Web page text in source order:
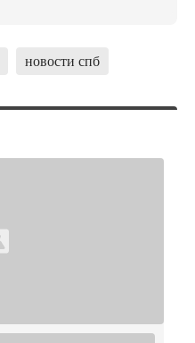
новости спб